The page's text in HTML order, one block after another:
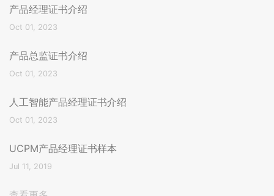
产品经理证书介绍
Oct 01, 2023
产品总监证书介绍
Oct 01, 2023
人工智能产品经理证书介绍
Oct 01, 2023
UCPM产品经理证书样本
Jul 11, 2019